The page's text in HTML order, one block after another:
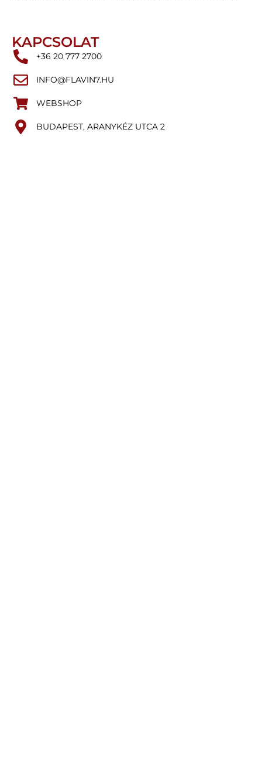
KAPCSOLAT
+36 20 777 2700
INFO@FLAVIN7.HU
WEBSHOP
BUDAPEST, ARANYKÉZ UTCA 2